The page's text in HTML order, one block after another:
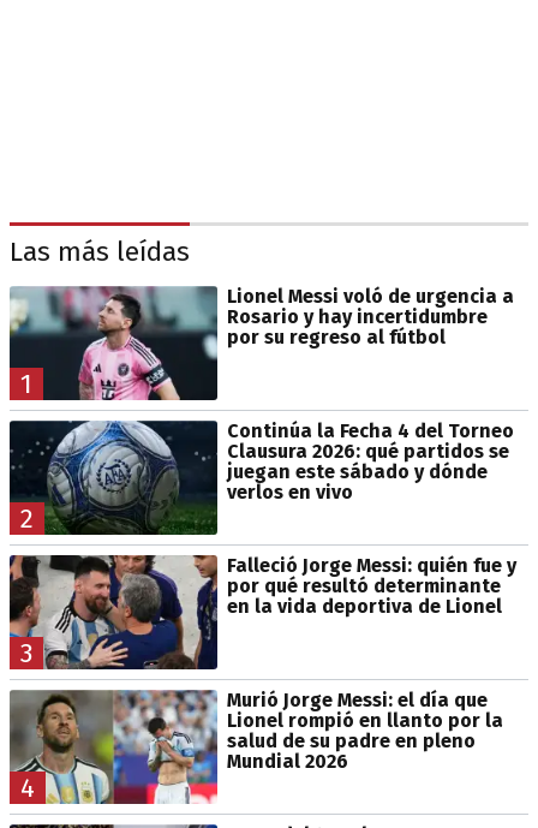
Las más leídas
1
Lionel Messi voló de urgencia a
Rosario y hay incertidumbre
por su regreso al fútbol
2
Continúa la Fecha 4 del Torneo
Clausura 2026: qué partidos se
juegan este sábado y dónde
verlos en vivo
3
Falleció Jorge Messi: quién fue y
por qué resultó determinante
en la vida deportiva de Lionel
4
Murió Jorge Messi: el día que
Lionel rompió en llanto por la
salud de su padre en pleno
Mundial 2026